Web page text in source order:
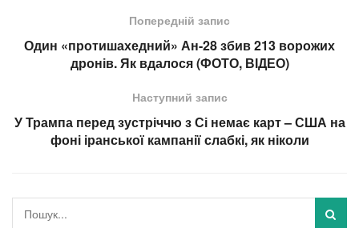
Попередній запис
Один «протишахедний» Ан-28 збив 213 ворожих
дронів. Як вдалося (ФОТО, ВІДЕО)
Наступний запис
У Трампа перед зустріччю з Сі немає карт – США на
фоні іранської кампанії слабкі, як ніколи